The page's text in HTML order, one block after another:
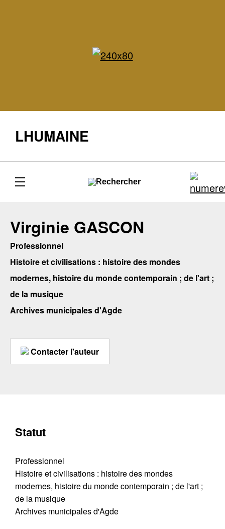
LHUMAINE
Virginie GASCON
Professionnel
Histoire et civilisations : histoire des mondes
modernes, histoire du monde contemporain ; de l'art ;
de la musique
Archives municipales d'Agde
Contacter l'auteur
Statut
Professionnel
Histoire et civilisations : histoire des mondes
modernes, histoire du monde contemporain ; de l'art ;
de la musique
Archives municipales d'Agde